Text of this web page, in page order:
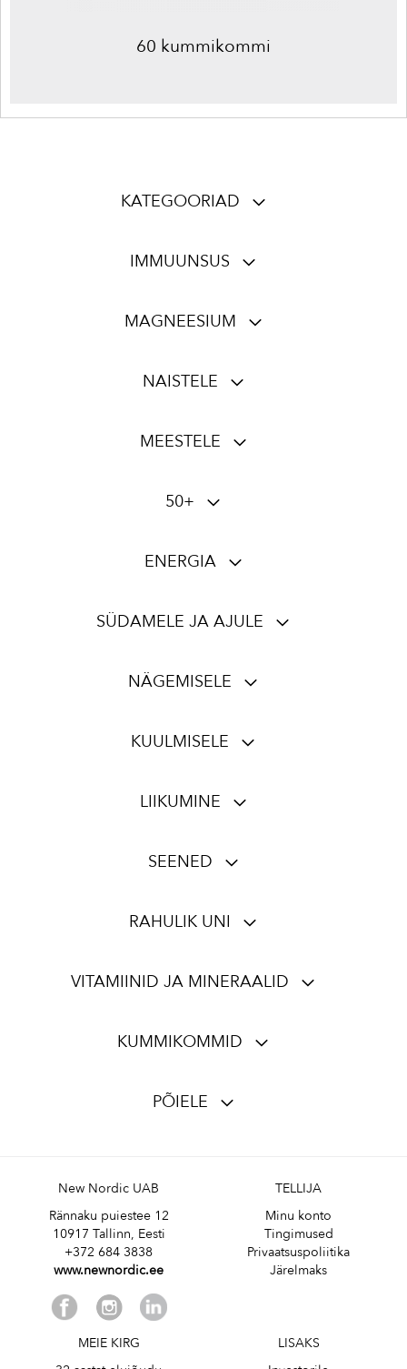
60 kummikommi
KATEGOORIAD
IMMUUNSUS
MAGNEESIUM
NAISTELE
MEESTELE
50+
ENERGIA
SÜDAMELE JA AJULE
NÄGEMISELE
KUULMISELE
LIIKUMINE
SEENED
RAHULIK UNI
VITAMIINID JA MINERAALID
KUMMIKOMMID
PÕIELE
New Nordic UAB
Rännaku puiestee 12
10917 Tallinn, Eesti
+372 684 3838
www.newnordic.ee
TELLIJA
Minu konto
Tingimused
Privaatsuspoliitika
Järelmaks
MEIE KIRG
LISAKS